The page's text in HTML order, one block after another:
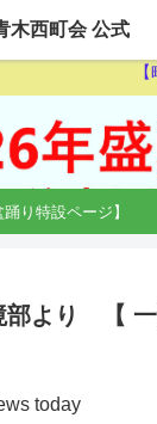
【
踊り特設ページ】
より 【 一
today
木西町会 公式